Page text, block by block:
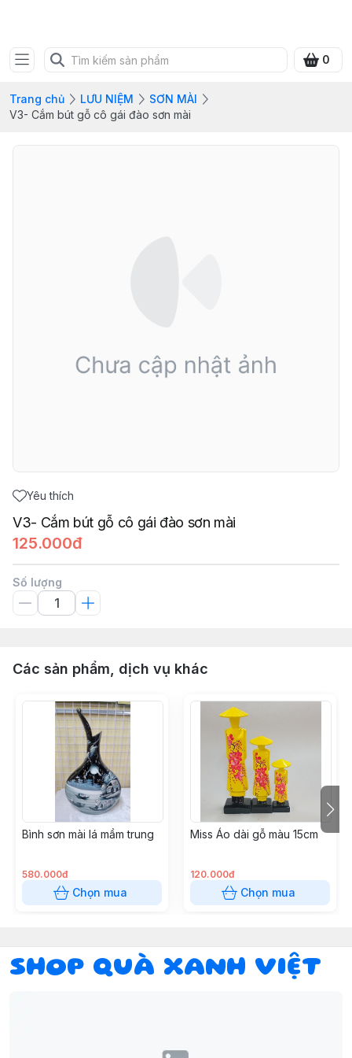
0
Trang chủ LƯU NIỆM
SƠN MÀI
V3- Cắm bút gỗ cô gái đào sơn mài
Yêu thích
V3- Cắm bút gỗ cô gái đào sơn mài
125.000đ
Số lượng
Các sản phẩm, dịch vụ khác
Bình sơn mài lá mầm trung
580.000đ
Chọn mua
Miss Áo dài gỗ màu 15cm
120.000đ
Chọn mua
SHOP QUÀ XANH VIỆT